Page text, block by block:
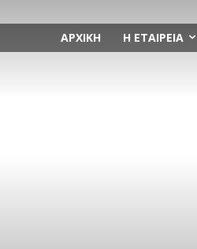
ΑΡΧΙΚΗ Η ΕΤΑΙΡΕΙΑ